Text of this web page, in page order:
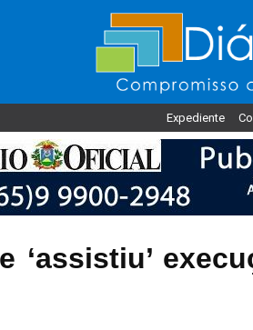
Expediente
‘assistiu’